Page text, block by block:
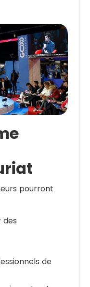
pourront
des
de